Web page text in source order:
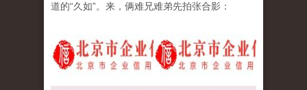
道的“久如”。来，俩难兄难弟先拍张合影：